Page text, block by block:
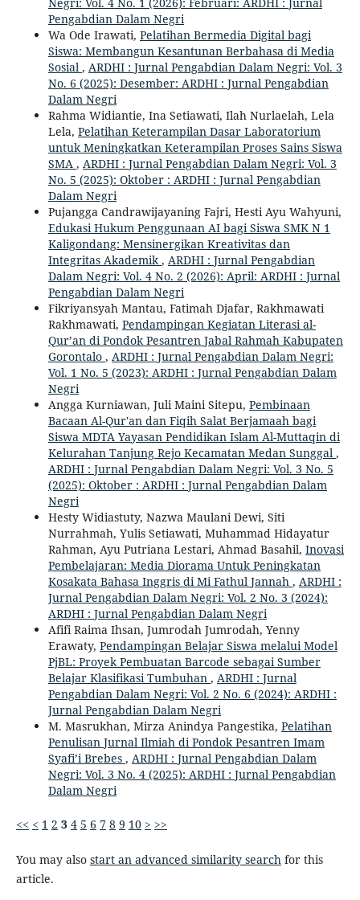
Pengabdian Dalam Negri
Wa Ode Irawati, Pelatihan Bermedia Digital bagi
Siswa: Membangun Kesantunan Berbahasa di Media
Sosial , ARDHI : Jurnal Pengabdian Dalam Negri: Vol. 3
No. 6 (2025): Desember: ARDHI : Jurnal Pengabdian
Dalam Negri
Rahma Widiantie, Ina Setiawati, Ilah Nurlaelah, Lela
Lela, Pelatihan Keterampilan Dasar Laboratorium
untuk Meningkatkan Keterampilan Proses Sains Siswa
SMA , ARDHI : Jurnal Pengabdian Dalam Negri: Vol. 3
No. 5 (2025): Oktober : ARDHI : Jurnal Pengabdian
Dalam Negri
Pujangga Candrawijayaning Fajri, Hesti Ayu Wahyuni,
Edukasi Hukum Penggunaan AI bagi Siswa SMK N 1
Kaligondang: Mensinergikan Kreativitas dan
Integritas Akademik , ARDHI : Jurnal Pengabdian
Dalam Negri: Vol. 4 No. 2 (2026): April: ARDHI : Jurnal
Pengabdian Dalam Negri
Fikriyansyah Mantau, Fatimah Djafar, Rakhmawati
Rakhmawati, Pendampingan Kegiatan Literasi al-
Qur’an di Pondok Pesantren Jabal Rahmah Kabupaten
Gorontalo , ARDHI : Jurnal Pengabdian Dalam Negri:
Vol. 1 No. 5 (2023): ARDHI : Jurnal Pengabdian Dalam
Negri
Angga Kurniawan, Juli Maini Sitepu, Pembinaan
Bacaan Al-Qur'an dan Fiqih Salat Berjamaah bagi
Siswa MDTA Yayasan Pendidikan Islam Al-Muttaqin di
Kelurahan Tanjung Rejo Kecamatan Medan Sunggal ,
ARDHI : Jurnal Pengabdian Dalam Negri: Vol. 3 No. 5
(2025): Oktober : ARDHI : Jurnal Pengabdian Dalam
Negri
Hesty Widiastuty, Nazwa Maulani Dewi, Siti
Nurrahmah, Yulis Setiawati, Muhammad Hidayatur
Rahman, Ayu Putriana Lestari, Ahmad Basahil, Inovasi
Pembelajaran: Media Diorama Untuk Peningkatan
Kosakata Bahasa Inggris di Mi Fathul Jannah , ARDHI :
Jurnal Pengabdian Dalam Negri: Vol. 2 No. 3 (2024):
ARDHI : Jurnal Pengabdian Dalam Negri
Afifi Raima Ihsan, Jumrodah Jumrodah, Yenny
Erawaty, Pendampingan Belajar Siswa melalui Model
PjBL: Proyek Pembuatan Barcode sebagai Sumber
Belajar Klasifikasi Tumbuhan , ARDHI : Jurnal
Pengabdian Dalam Negri: Vol. 2 No. 6 (2024): ARDHI :
Jurnal Pengabdian Dalam Negri
M. Masrukhan, Mirza Anindya Pangestika, Pelatihan
Penulisan Jurnal Ilmiah di Pondok Pesantren Imam
Syafi’i Brebes , ARDHI : Jurnal Pengabdian Dalam
Negri: Vol. 3 No. 4 (2025): ARDHI : Jurnal Pengabdian
Dalam Negri
<< < 1 2 3 4 5 6 7 8 9 10 > >>
You may also start an advanced similarity search for this
article.